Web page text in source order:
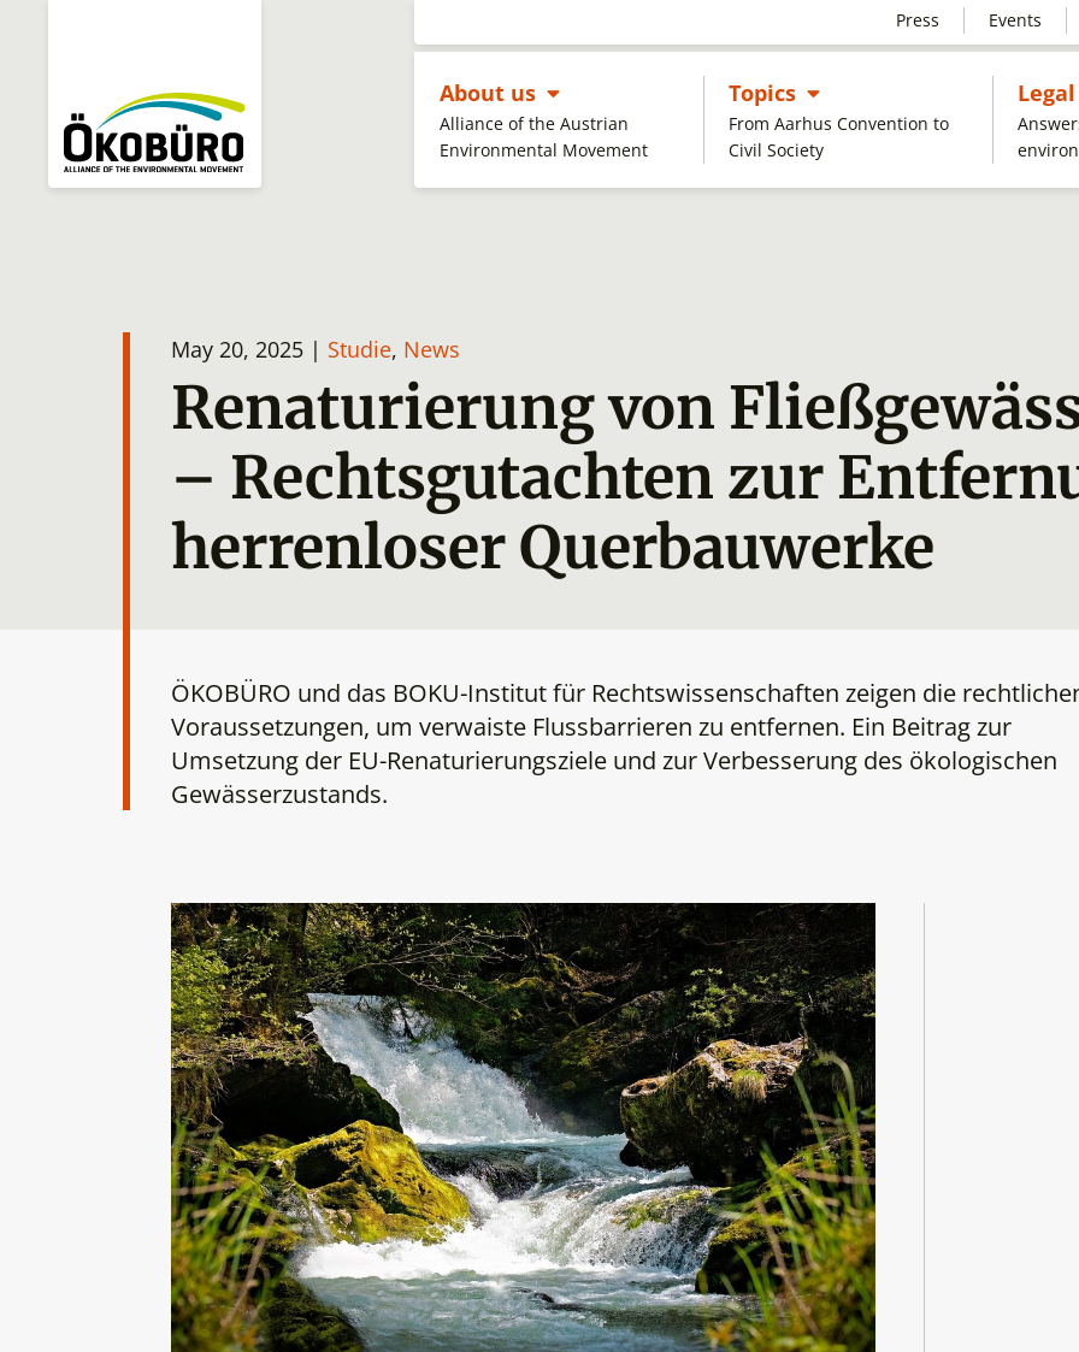
About us Untermenü öffnen
Alliance of the Austrian
Environmental Movement
Topics Untermenü öffnen
From Aarhus Convention to
Civil Society
Press Events
May 20, 2025 | Studie, News
Renaturierung von
– Rechtsgutachten zur
herrenloser Querbauwerke
ÖKOBÜRO und das BOKU-Institut für Rechtswissenschaften zeigen die
Voraussetzungen, um verwaiste Flussbarrieren zu entfernen. Ein Beitrag zur
Umsetzung der EU-Renaturierungsziele und zur Verbesserung des ökologischen
Gewässerzustands.